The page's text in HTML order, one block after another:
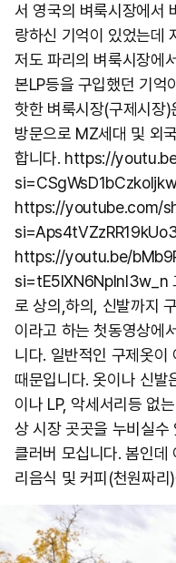
서 영국의 벼룩시장에서
랑하신 기억이 있었는
저도 파리의 벼룩시장에
본LP등을 구입했던 기억
핫한 벼룩시장(구제시장)
방문으로 MZ세대 및 외
합니다. https://
https://youtube.com/
https://youtu.be/
si=tE5IXN6NpInI3w_n
로 상의,하의, 신발까지
이라고 하는 첫동영상에
니다. 일반적인 구제옷이
때문입니다. 옷이나 신발
이나 LP, 악세서리등 없
상 시장 곳곳을 누비실수
클러버 모십니다. 봄인데
리음식 및 커피(천원짜